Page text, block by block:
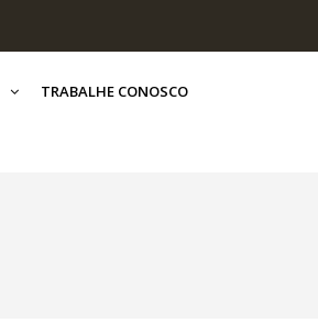
TRABALHE CONOSCO